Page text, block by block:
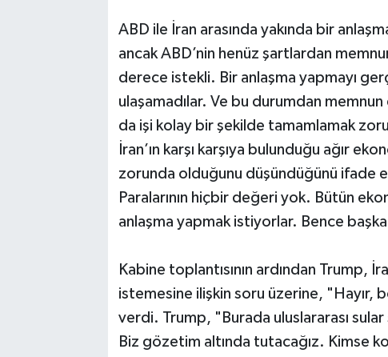
ABD ile İran arasında yakında bir
ancak ABD’nin henüz şartlardan
derece istekli. Bir anlaşma yapmayı
ulaşamadılar. Ve bu durumdan
da işi kolay bir şekilde tamamlamak
İran’ın karşı karşıya bulunduğu ağır
zorunda olduğunu düşündüğünü ifade
Paralarının hiçbir değeri yok. Bütün
anlaşma yapmak istiyorlar. Bence
Kabine toplantısının ardından Trump,
istemesine ilişkin soru üzerine, "Hayır,
verdi. Trump, "Burada uluslararası
Biz gözetim altında tutacağız. Kimse